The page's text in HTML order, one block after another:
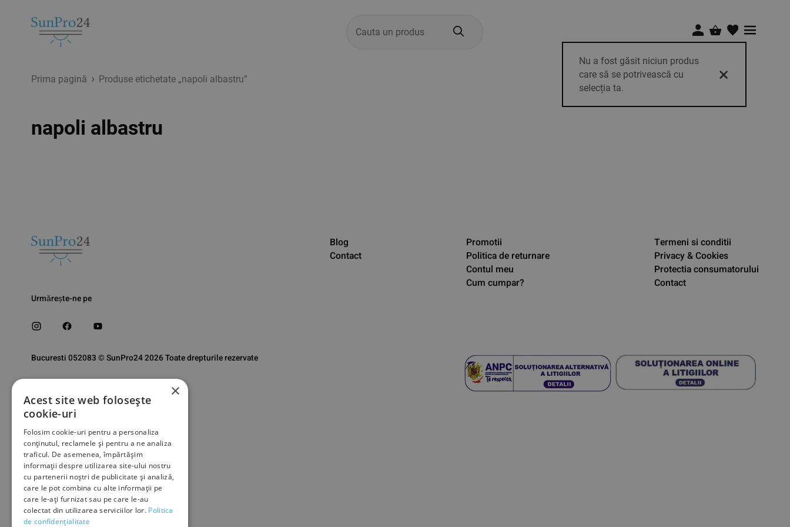
search
Prima pagină Produse etichetate „napoli albastru”
napoli albastru
Nu a fost găsit niciun produs
care să se potrivească cu
selecția ta.
Urmărește-ne pe
Blog
Contact
Promotii
Politica de returnare
Contul meu
Cum cumpar?
Termeni si conditii
Privacy & Cookies
Protectia consumatorului
Contact
Bucuresti 052083 © SunPro24 2026 Toate drepturile rezervate
×
Acest site web folosește
cookie-uri
Folosim cookie-uri pentru a personaliza
conținutul, reclamele și pentru a ne analiza
traficul. De asemenea, împărtășim
informații despre utilizarea site-ului nostru
cu partenerii noștri de publicitate și analiză,
care le pot combina cu alte informații pe
care le-ați furnizat sau pe care le-au
colectat din utilizarea serviciilor lor. Politica
de confidențialitate